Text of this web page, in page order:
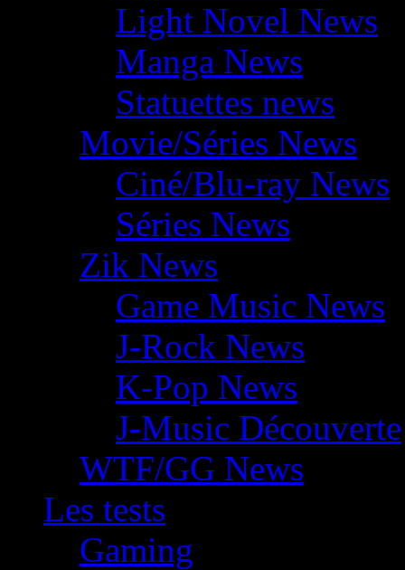
Light Novel News
Manga News
Statuettes news
Movie/Séries News
Ciné/Blu-ray News
Séries News
Zik News
Game Music News
J-Rock News
K-Pop News
J-Music Découverte
WTF/GG News
Les tests
Gaming